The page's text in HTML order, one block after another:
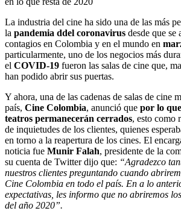
La industria del cine ha sido una de las más
la pandemia ddel coronavirus desde que se
contagios en Colombia y en el mundo en
particularmente, uno de los negocios más
el COVID-19 fueron las salas de cine que,
han podido abrir sus puertas.
Y ahora, una de las cadenas de salas de cine
país, Cine Colombia, anunció que por lo
teatros permanecerán cerrados, esto como
de inquietudes de los clientes, quienes
en torno a la reapertura de los cines. El
noticia fue Munir Falah, presidente de la
su cuenta de Twitter dijo que: “Agradezco
nuestros clientes preguntando cuando
Cine Colombia en todo el país. En a lo
expectativas, les informo que no abriremos
del año 2020”.